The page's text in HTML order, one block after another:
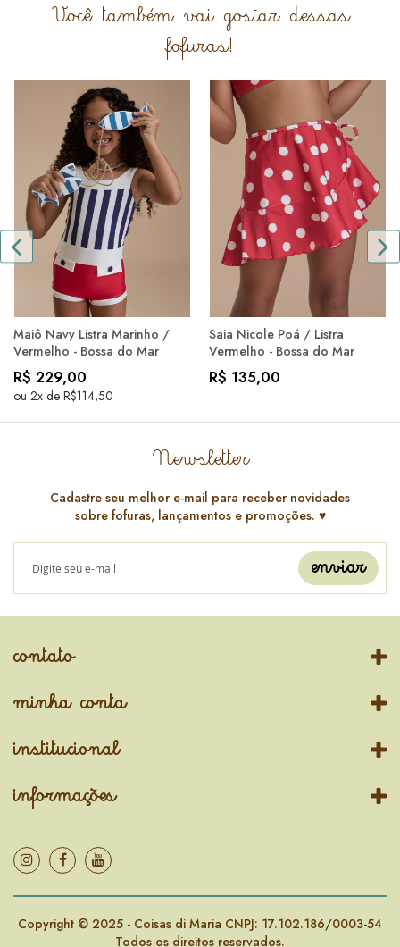
Você também vai gostar dessas
fofuras!
Maiô Navy Listra Marinho /
Vermelho - Bossa do Mar
R$ 229,00
ou 2x de R$114,50
Saia Nicole Poá / Listra
Vermelho - Bossa do Mar
R$ 135,00
Newsletter
Cadastre seu melhor e-mail para receber novidades
sobre fofuras, lançamentos e promoções. ♥️
enviar
contato
minha conta
institucional
informações
Copyright © 2025 - Coisas di Maria CNPJ: 17.102.186/0003-54
Todos os direitos reservados.